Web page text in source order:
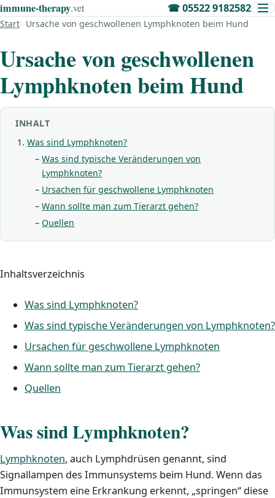
immune‑therapy.vet ☎05522 9182582
Start Ursache von geschwollenen Lymphknoten beim Hund
Ursache von geschwollenen
Lymphknoten beim Hund
INHALT
Was sind Lymphknoten?
Was sind typische Veränderungen von
Lymphknoten?
Ursachen für geschwollene Lymphknoten
Wann sollte man zum Tierarzt gehen?
Quellen
Inhaltsverzeichnis
Was sind Lymphknoten?
Was sind typische Veränderungen von Lymphknoten?
Ursachen für geschwollene Lymphknoten
Wann sollte man zum Tierarzt gehen?
Quellen
Was sind Lymphknoten?
Lymphknoten, auch Lymphdrüsen genannt, sind
Signallampen des Immunsystems beim Hund. Wenn das
Immunsystem eine Erkrankung erkennt, „springen“ diese